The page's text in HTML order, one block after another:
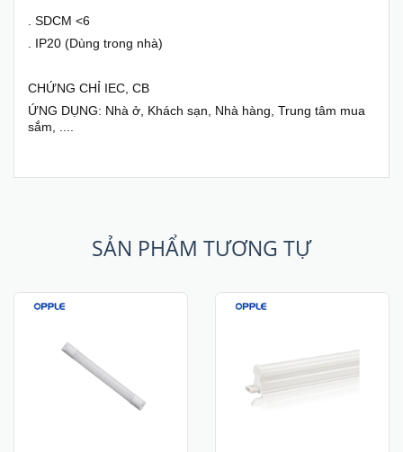
. SDCM <6
. IP20 (Dùng trong nhà)
CHỨNG CHỈ IEC, CB
ỨNG DỤNG: Nhà ở, Khách sạn, Nhà hàng, Trung tâm mua
sắm, ....
SẢN PHẨM TƯƠNG TỰ